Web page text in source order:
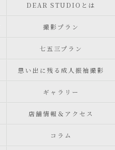
DEAR STUDIOとは
撮影プラン
七五三プラン
思い出に残る成人振袖撮影
ギャラリー
店舗情報＆アクセス
コラム